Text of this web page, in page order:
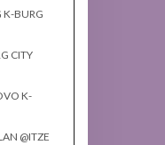
K-BURG
CITY
K-
@ITZE